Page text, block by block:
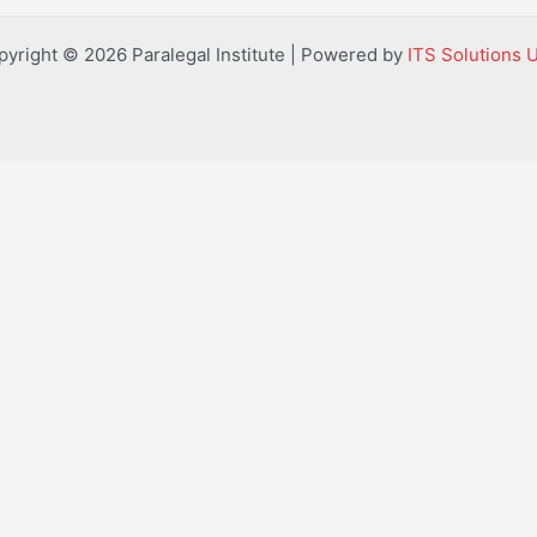
© 2026 Paralegal Institute | Powered by ITS Solutions